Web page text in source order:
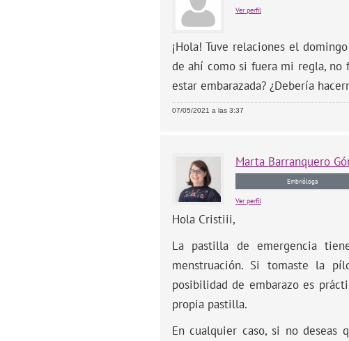
Ver perfil
¡Hola! Tuve relaciones el
de ahí como si fuera mi regla, no
estar embarazada? ¿Debería
07/05/2021 a las 3:37
Marta Barranquero
Embrióloga
Ver perfil
Hola Cristiii,
La pastilla de emergencia
menstruación. Si tomaste la
posibilidad de embarazo es
propia pastilla.
En cualquier caso, si no deseas